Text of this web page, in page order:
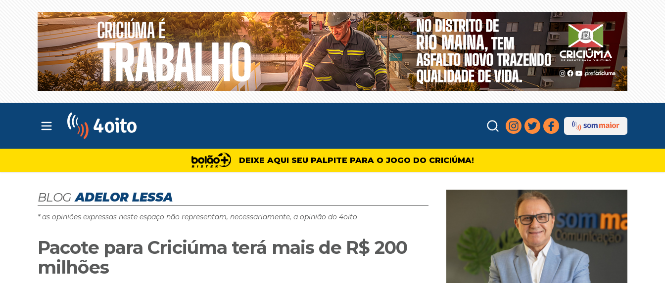
Abrir menu principal
DEIXE AQUI SEU PALPITE PARA O JOGO DO CRICIÚMA!
BLOG ADELOR LESSA
* as opiniões expressas neste espaço não representam, necessariamente, a opinião do 4oito
Pacote para Criciúma terá mais de R$ 200
milhões